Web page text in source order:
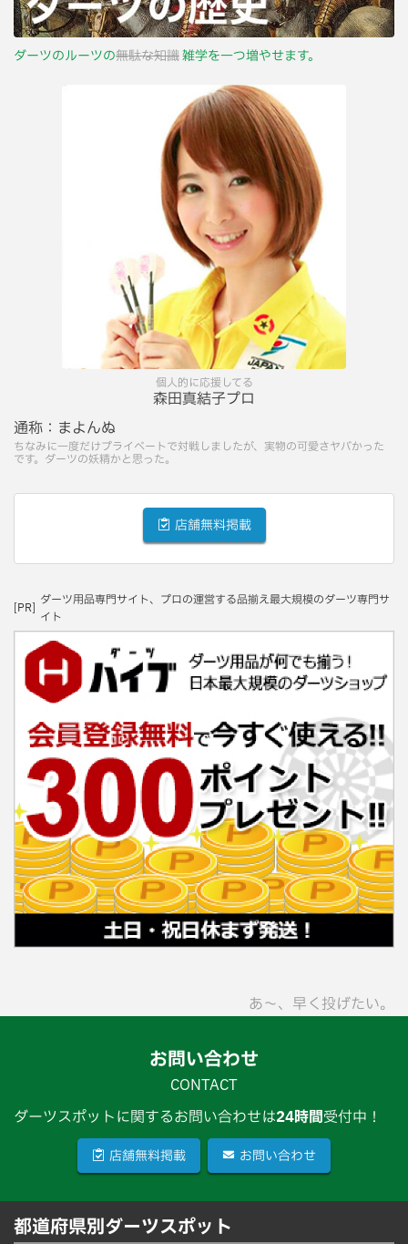
ダーツのルーツの無駄な知識雑学を一つ増やせます。
個人的に応援してる
森田真結子プロ
通称： まよんぬ
ちなみに一度だけプライベートで対戦しましたが、実物の可愛さヤバかった
です。ダーツの妖精かと思った。
店舗無料掲載
[PR]
ダーツ用品専門サイト、プロの運営する品揃え最大規模のダーツ専門サ
イト
あ〜、早く投げたい。
お問い合わせ
CONTACT
ダーツスポットに関するお問い合わせは24時間受付中！
店舗無料掲載 お問い合わせ
都道府県別ダーツスポット